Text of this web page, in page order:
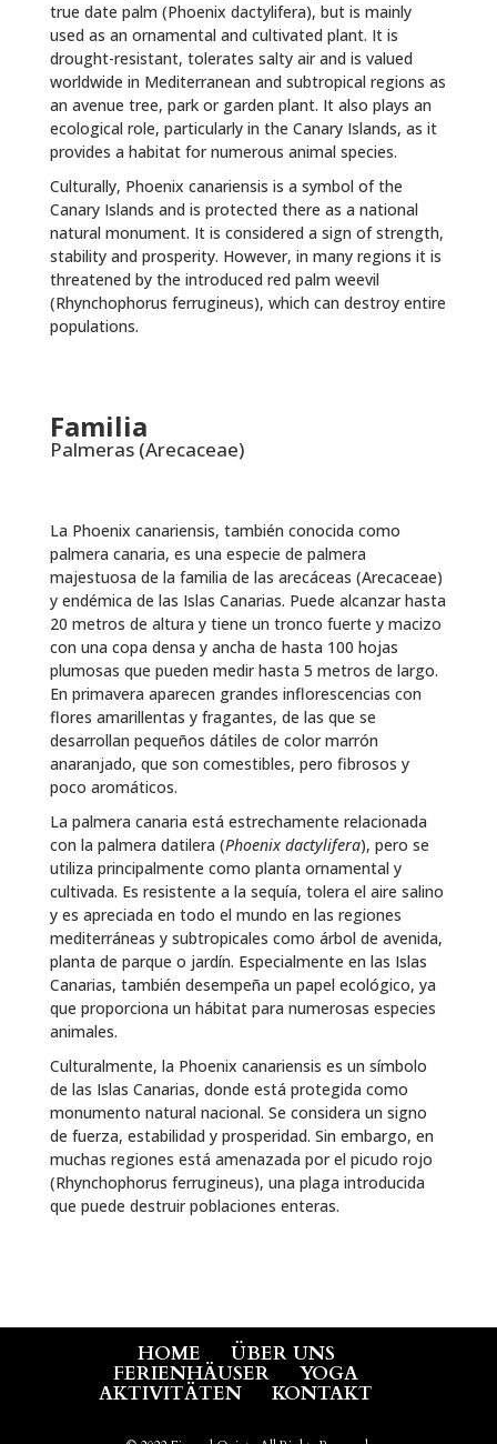
true date palm (Phoenix dactylifera), but is mainly
used as an ornamental and cultivated plant. It is
drought-resistant, tolerates salty air and is valued
worldwide in Mediterranean and subtropical regions as
an avenue tree, park or garden plant. It also plays an
ecological role, particularly in the Canary Islands, as it
provides a habitat for numerous animal species.
Culturally, Phoenix canariensis is a symbol of the
Canary Islands and is protected there as a national
natural monument. It is considered a sign of strength,
stability and prosperity. However, in many regions it is
threatened by the introduced red palm weevil
(Rhynchophorus ferrugineus), which can destroy entire
populations.
Familia
Palmeras (Arecaceae)
La Phoenix canariensis, también conocida como
palmera canaria, es una especie de palmera
majestuosa de la familia de las arecáceas (Arecaceae)
y endémica de las Islas Canarias. Puede alcanzar hasta
20 metros de altura y tiene un tronco fuerte y macizo
con una copa densa y ancha de hasta 100 hojas
plumosas que pueden medir hasta 5 metros de largo.
En primavera aparecen grandes inflorescencias con
flores amarillentas y fragantes, de las que se
desarrollan pequeños dátiles de color marrón
anaranjado, que son comestibles, pero fibrosos y
poco aromáticos.
La palmera canaria está estrechamente relacionada
con la palmera datilera (Phoenix dactylifera), pero se
utiliza principalmente como planta ornamental y
cultivada. Es resistente a la sequía, tolera el aire salino
y es apreciada en todo el mundo en las regiones
mediterráneas y subtropicales como árbol de avenida,
planta de parque o jardín. Especialmente en las Islas
Canarias, también desempeña un papel ecológico, ya
que proporciona un hábitat para numerosas especies
animales.
Culturalmente, la Phoenix canariensis es un símbolo
de las Islas Canarias, donde está protegida como
monumento natural nacional. Se considera un signo
de fuerza, estabilidad y prosperidad. Sin embargo, en
muchas regiones está amenazada por el picudo rojo
(Rhynchophorus ferrugineus), una plaga introducida
que puede destruir poblaciones enteras.
HOME ÜBER UNS
FERIENHÄUSER YOGA
AKTIVITÄTEN KONTAKT